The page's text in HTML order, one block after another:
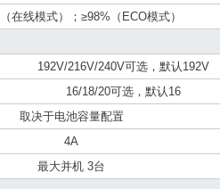
在线模式）；≥98%（ECO模式）
192V/216V/240V可选，默认192V
16/18/20可选，默认16
取决于电池容量配置
4A
最大并机 3台